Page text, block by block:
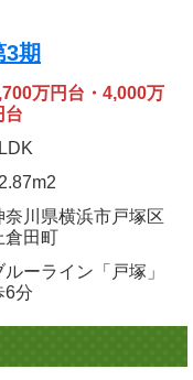
期
万円台・4,000万
台
2
奈川県横浜市戸塚区
倉田町
ルーライン「戸塚」
6分